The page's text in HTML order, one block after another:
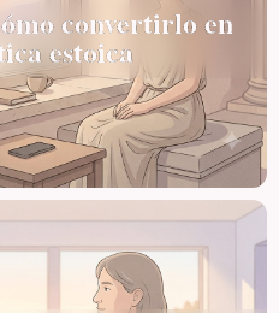
convertirlo en
estoica